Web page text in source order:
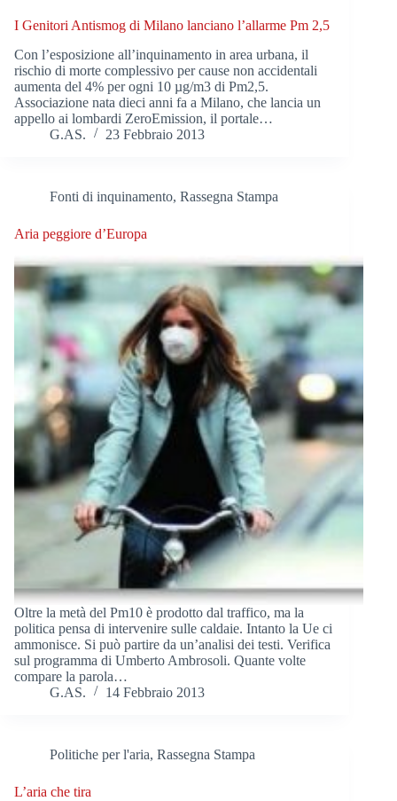
I Genitori Antismog di Milano lanciano l’allarme Pm 2,5
Con l’esposizione all’inquinamento in area urbana, il
rischio di morte complessivo per cause non accidentali
aumenta del 4% per ogni 10 µg/m3 di Pm2,5.
Associazione nata dieci anni fa a Milano, che lancia un
appello ai lombardi ZeroEmission, il portale…
G.AS.
23 Febbraio 2013
Fonti di inquinamento, Rassegna Stampa
Aria peggiore d’Europa
Oltre la metà del Pm10 è prodotto dal traffico, ma la
politica pensa di intervenire sulle caldaie. Intanto la Ue ci
ammonisce. Si può partire da un’analisi dei testi. Verifica
sul programma di Umberto Ambrosoli. Quante volte
compare la parola…
G.AS.
14 Febbraio 2013
Politiche per l'aria, Rassegna Stampa
L’aria che tira